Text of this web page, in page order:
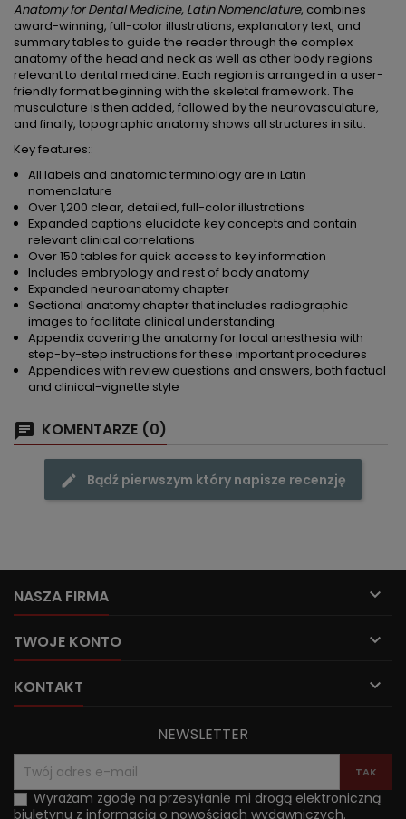
Anatomy for Dental Medicine, Latin Nomenclature, combines
award-winning, full-color illustrations, explanatory text, and
summary tables to guide the reader through the complex
anatomy of the head and neck as well as other body regions
relevant to dental medicine. Each region is arranged in a user-
friendly format beginning with the skeletal framework. The
musculature is then added, followed by the neurovasculature,
and finally, topographic anatomy shows all structures in situ.
Key features::
All labels and anatomic terminology are in Latin
nomenclature
Over 1,200 clear, detailed, full-color illustrations
Expanded captions elucidate key concepts and contain
relevant clinical correlations
Over 150 tables for quick access to key information
Includes embryology and rest of body anatomy
Expanded neuroanatomy chapter
Sectional anatomy chapter that includes radiographic
images to facilitate clinical understanding
Appendix covering the anatomy for local anesthesia with
step-by-step instructions for these important procedures
Appendices with review questions and answers, both factual
and clinical-vignette style
KOMENTARZE (0)
Bądź pierwszym który napisze recenzję
NASZA FIRMA 
TWOJE KONTO 
KONTAKT 
NEWSLETTER
Wyrażam zgodę na przesyłanie mi drogą elektroniczną
biuletynu z informacją o nowościach wydawniczych.